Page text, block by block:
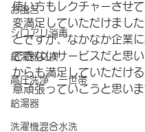
お風呂
シロアリ消毒
給湯器交換
高圧洗浄 一世帯
給湯器
洗濯機混合水洗
使い方もレクチャーさせ
変満足していただけました
とですが、なかなか企業
できないサービスだと思
からも満足していただけ
意頑張っていこうと思い